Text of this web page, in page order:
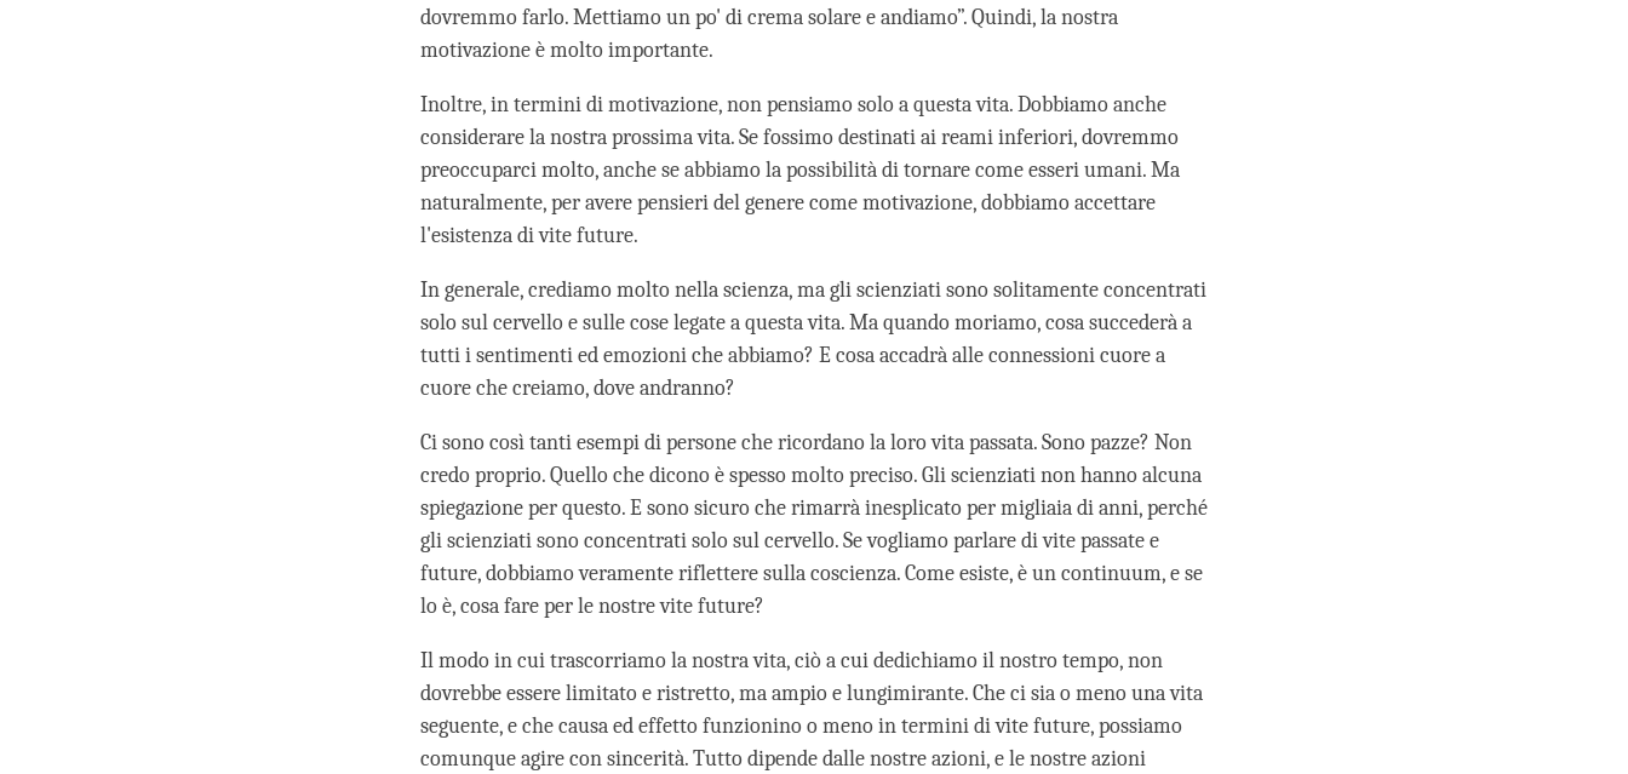
dovremmo farlo. Mettiamo un po' di crema solare e andiamo”. Quindi, la nostra
motivazione è molto importante.
Inoltre, in termini di motivazione, non pensiamo solo a questa vita. Dobbiamo anche
considerare la nostra prossima vita. Se fossimo destinati ai reami inferiori, dovremmo
preoccuparci molto, anche se abbiamo la possibilità di tornare come esseri umani. Ma
naturalmente, per avere pensieri del genere come motivazione, dobbiamo accettare
l'esistenza di vite future.
In generale, crediamo molto nella scienza, ma gli scienziati sono solitamente concentrati
solo sul cervello e sulle cose legate a questa vita. Ma quando moriamo, cosa succederà a
tutti i sentimenti ed emozioni che abbiamo? E cosa accadrà alle connessioni cuore a
cuore che creiamo, dove andranno?
Ci sono così tanti esempi di persone che ricordano la loro vita passata. Sono pazze? Non
credo proprio. Quello che dicono è spesso molto preciso. Gli scienziati non hanno alcuna
spiegazione per questo. E sono sicuro che rimarrà inesplicato per migliaia di anni, perché
gli scienziati sono concentrati solo sul cervello. Se vogliamo parlare di vite passate e
future, dobbiamo veramente riflettere sulla coscienza. Come esiste, è un continuum, e se
lo è, cosa fare per le nostre vite future?
Il modo in cui trascorriamo la nostra vita, ciò a cui dedichiamo il nostro tempo, non
dovrebbe essere limitato e ristretto, ma ampio e lungimirante. Che ci sia o meno una vita
seguente, e che causa ed effetto funzionino o meno in termini di vite future, possiamo
comunque agire con sincerità. Tutto dipende dalle nostre azioni, e le nostre azioni